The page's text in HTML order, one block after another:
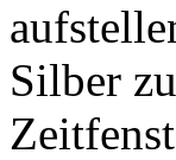
Silber